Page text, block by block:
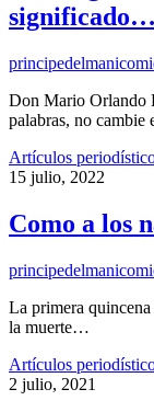
significado…
Don Mario Orlando
palabras, no
Artículos
15 julio, 2022
Como a los
La primera
la muerte…
Artículos
2 julio, 2021